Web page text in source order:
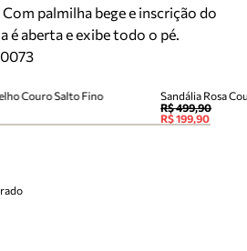
palmilha bege e inscrição do
é aberta e exibe todo o pé.
Couro Salto Fino
Sandália Rosa
R$ 499,90
R$ 199,90